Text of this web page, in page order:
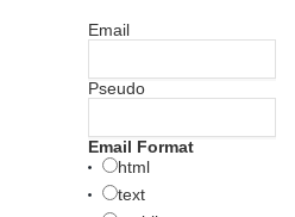
Email
Pseudo
Email Format
html
text